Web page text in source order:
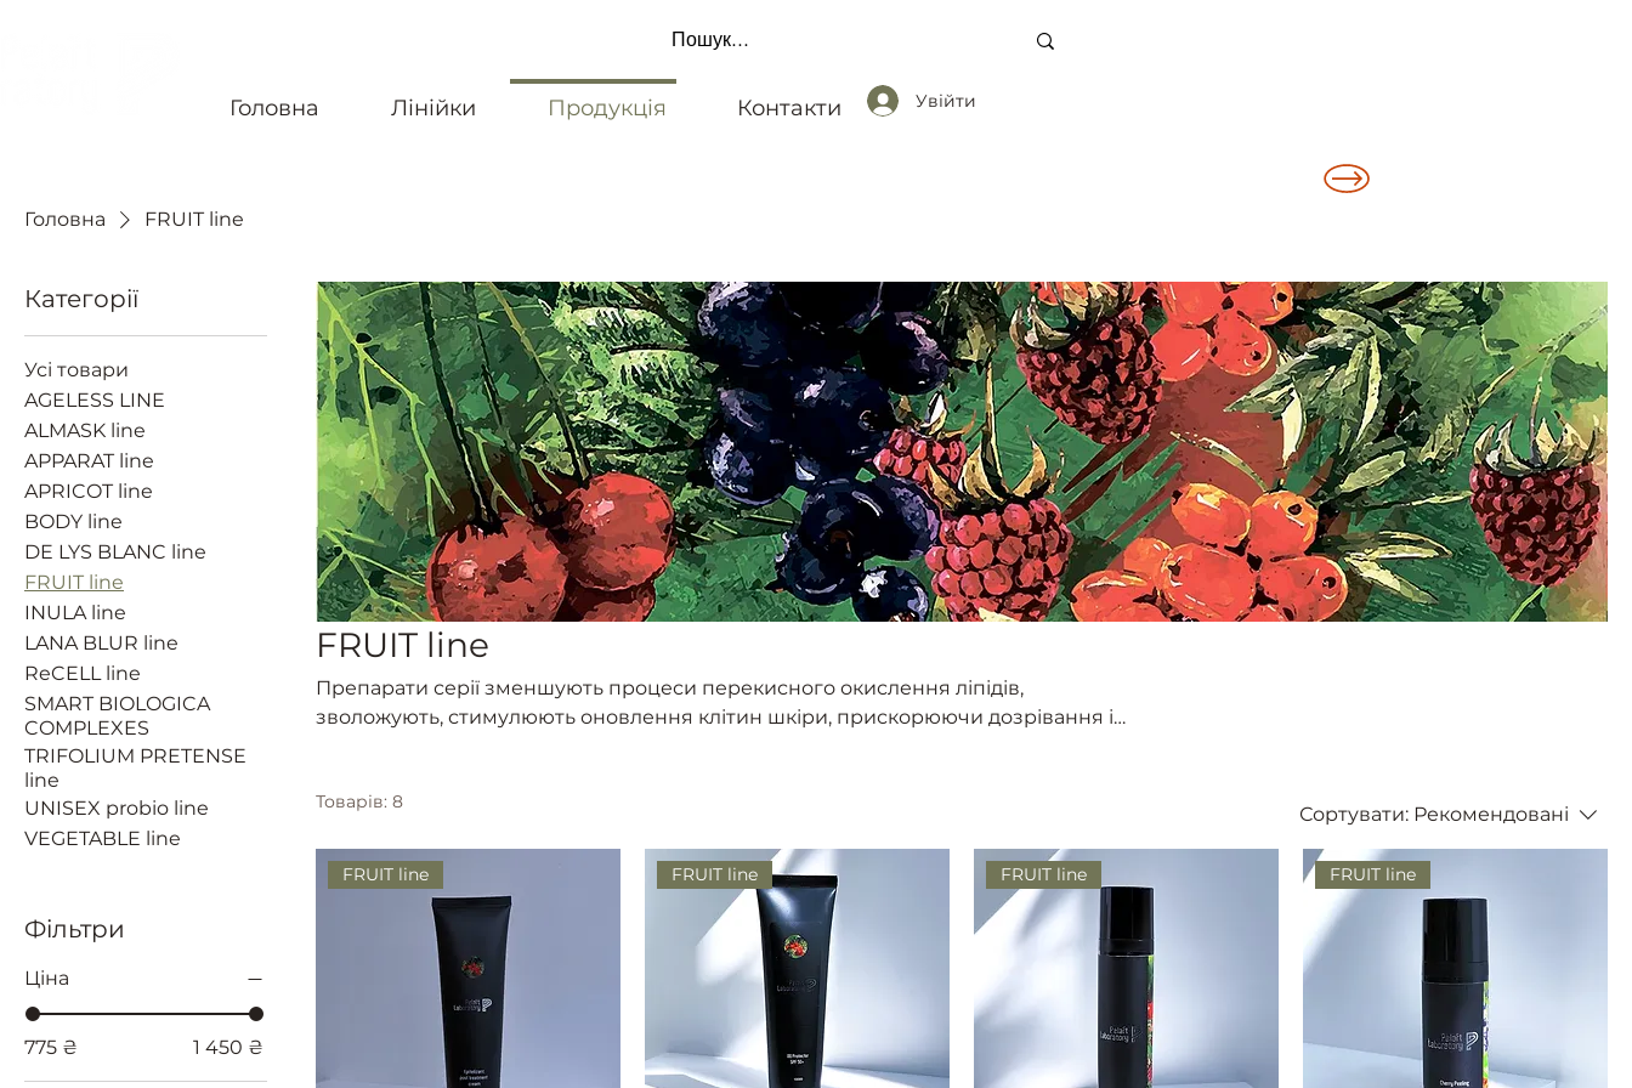
Увійти
Головна Лінійки Продукція Контакти
Головна FRUIT line
Категорії
Усі товари
AGELESS LINE
ALMASK line
APPARAT line
APRICOT line
BODY line
DE LYS BLANC line
FRUIT line
INULA line
LANA BLUR line
ReCELL line
SMART BIOLOGICA
COMPLEXES
TRIFOLIUM PRETENSE
line
UNISEX probio line
VEGETABLE line
Фільтри
Ціна
775 ₴ 1 450 ₴
FRUIT line
Препарати серії зменшують процеси перекисного окислення ліпідів,
зволожують, стимулюють оновлення клітин шкіри, прискорюючи дозрівання і
Товарів: 8
Сортувати: Рекомендовані
FRUIT line FRUIT line FRUIT line FRUIT line